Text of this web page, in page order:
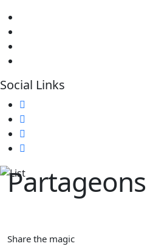
Social Links
Partageons‎ ‎
La magie
Share the magic